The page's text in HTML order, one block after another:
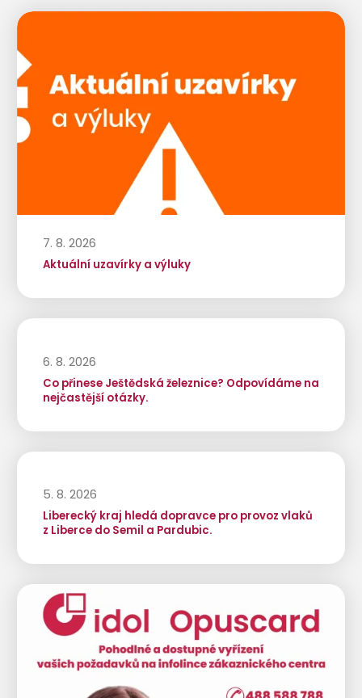
7. 8. 2026
Aktuální uzavírky a výluky
6. 8. 2026
Co přinese Ještědská železnice? Odpovídáme na
nejčastější otázky.
5. 8. 2026
Liberecký kraj hledá dopravce pro provoz vlaků
z Liberce do Semil a Pardubic.